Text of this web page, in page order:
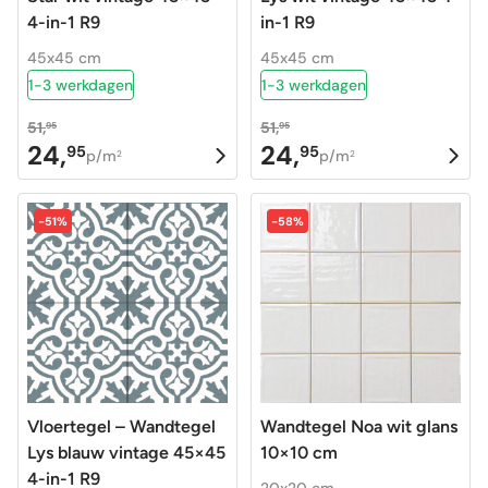
4-in-1 R9
45x45 cm
1-3 werkdagen
51,95
Oorspronkelijke
prijs
was:
51,95.
24,95
Huidige
prijs
is:
24,95.
p/m2
in-1 R9
45x45 cm
1-3 werkdagen
51,95
Oorspronkelijke
prijs
was:
51,95.
24,95
Huidige
prijs
is:
24,95.
p/m2
-51%
Vloertegel – Wandtegel
Lys blauw vintage 45×45
4-in-1 R9
-58%
Wandtegel Noa wit glans
10×10 cm